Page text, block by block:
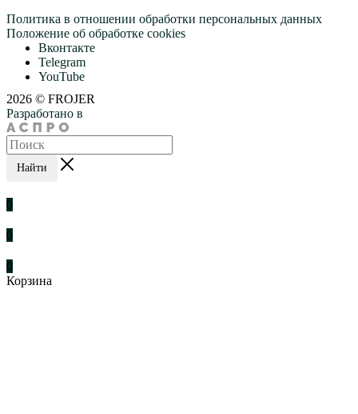
Политика в отношении обработки персональных данных
Положение об обработке cookies
Вконтакте
Telegram
YouTube
2026 © FROJER
Разработано в
Найти
0
0
0
Корзина